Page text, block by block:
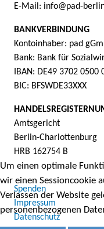
E-Mail: info@pad-
BANKVERBINDUNG
Kontoinhaber: pad
Bank: Bank für
IBAN: DE49 3702 0500
BIC: BFSWDE33XXX
Amtsgericht
Berlin-Charlottenburg
HRB 162754 B
Spenden
Impressum
Datenschutz
Um einen optimale
wir einen Sessioncookie
Verlassen der Website
personenbezogenen